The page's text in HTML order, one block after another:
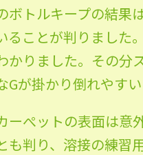
ボトルキープの結果
ることが判りました
かりました。その分
Gが掛かり倒れやす
ーぺットの表面は意
も判り、溶接の練習